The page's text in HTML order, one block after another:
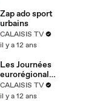
Zap ado sport
urbains
CALAISIS TV
il y a 12 ans
Les Journées
eurorégionale
s des villes
fortifiées
CALAISIS TV
il y a 12 ans